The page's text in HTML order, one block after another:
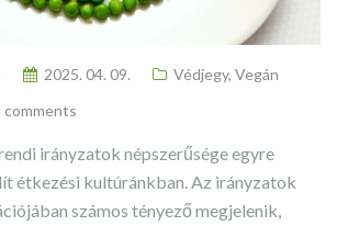
2025. 04. 09. Védjegy, Vegán
comments
irányzatok népszerűsége egyre
étkezési kultúránkban. Az irányzatok
számos tényező megjelenik,